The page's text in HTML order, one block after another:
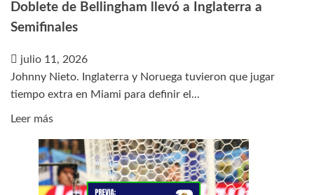
mundial
Doblete de Bellingham llevó a Inglaterra a
Semifinales
julio 11, 2026
Johnny Nieto. Inglaterra y Noruega tuvieron que jugar
tiempo extra en Miami para definir el...
Leer másLeer
sobre
Doblete
de